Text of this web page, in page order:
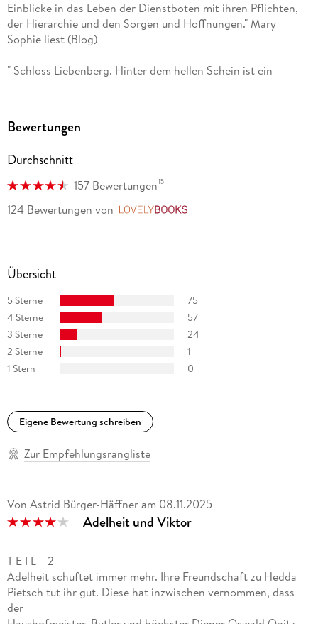
Einblicke in das Leben der Dienstboten mit ihren Pflichten,
der Hierarchie und den Sorgen und Hoffnungen." Mary
Sophie liest (Blog)
" Schloss Liebenberg. Hinter dem hellen Schein ist ein
"Wie schön, dass die Autorin in dieser neuen Saga der
Charakter authentisch Leben eingehaucht und diese mit
Ecken und Kanten versehen." Giselas Lesehimmel (Blog)
"Als Spiegel der Hofgesellschaft und als Chronik der kleinen
und setzt sie in ein Setting, das man spannend aufsaugt." Alex
"Dieses Buch ist der Start für eine neue, mitreißende Trilogie.
Wer die britische Serie Downton Abbey kennt (und liebt),
wird hier glücklich. Kleine und große Skandale zwischen den
reichen Herrschaften und den armen Bediensteten lassen
Bewertungen
Durchschnitt
157 Bewertungen15
124 Bewertungen von
Übersicht
5 Sterne
75
4 Sterne
57
3 Sterne
24
2 Sterne
1
1 Stern
0
Eigene Bewertung schreiben
Zur Empfehlungsrangliste
Von Astrid Bürger-Häffner am 08.11.2025
Adelheit und Viktor
T E I L 2
Adelheit schuftet immer mehr. Ihre Freundschaft zu Hedda
Pietsch tut ihr gut. Diese hat inzwischen vernommen, dass
der
Haushofmeister, Butler und höchster Diener Oswald Opitz